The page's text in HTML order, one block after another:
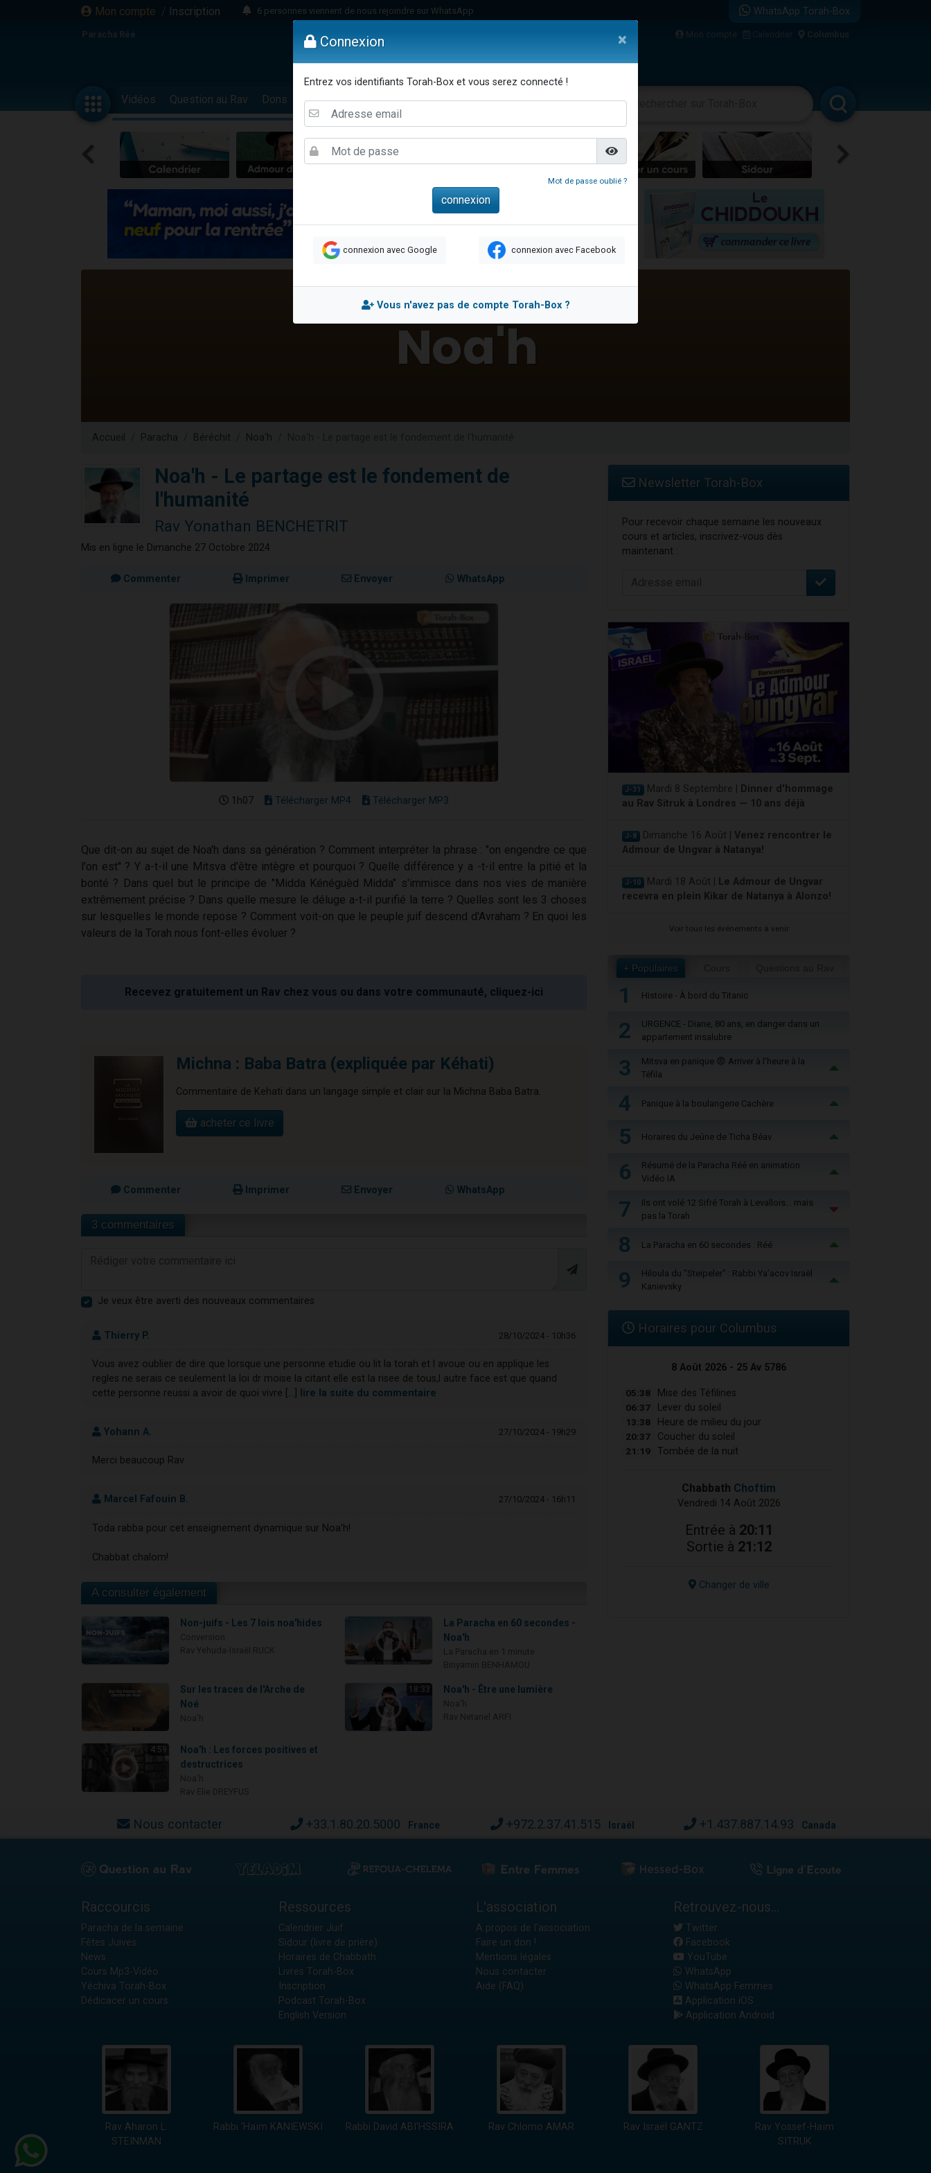
Mon compte / Inscription
6 personnes viennent de nous rejoindre sur WhatsApp
4 personnes viennent de faire un don pour Reloger Rivka, 6 enfants, victime de violences...
4 personnes viennent de nous rejoindre sur WhatsApp
Il reste 49 places pour étudier en groupe sur Zoom
23 personnes viennent de faire un don pour Diane, 80 ans, dans un appartement insalubre
Eva vient de donner son Maasser
4 personnes viennent de nous rejoindre sur WhatsApp
3 personnes viennent de nous rejoindre sur WhatsApp
3 personnes viennent de faire un don pour 5 jours de vacances aux Orphelins
Odaya vient de donner son Maasser
13 personnes viennent de demander une bénédiction
30 personnes viennent de faire un don pour Sauvez la jambe de Yohan
Il reste 49 places pour étudier en groupe sur Zoom
12 nouvelles musiques dans Torah-Box Music
3 personnes viennent de nous rejoindre sur WhatsApp
WhatsApp Torah-Box
Paracha Réé Mon compte Calendrier Columbus
Vidéos Question au Rav Dons Femmes Enfants Etude sur Texte Musique Paracha Divertissements
Accueil Paracha Béréchit Noa'h
Noa'h - Le partage est le fondement de
l'humanité
Rav Yonathan BENCHETRIT
Mis en ligne le Dimanche 27 Octobre 2024
Commenter Imprimer Envoyer WhatsApp
1h07 Télécharger MP4 Télécharger MP3
Que dit-on au sujet de Noa'h dans sa génération ? Comment interpréter la phrase : "on engendre ce que
l'on est" ? Y a-t-il une Mitsva d'être intègre et pourquoi ? Quelle différence y a -t-il entre la pitié et la
bonté ? Dans quel but le principe de "Midda Kénéguèd Midda" s'immisce dans nos vies de manière
extrêmement précise ? Dans quelle mesure le déluge a-t-il purifié la terre ? Quelles sont les 3 choses
sur lesquelles le monde repose ? Comment voit-on que le peuple juif descend d'Avraham ? En quoi les
valeurs de la Torah nous font-elles évoluer ?
Recevez gratuitement un Rav chez vous ou dans votre communauté, cliquez-ici
Michna : Baba Batra (expliquée par Kéhati)
Commentaire de Kehati dans un langage simple et clair sur la Michna Baba Batra.
acheter ce livre
Commenter Imprimer Envoyer WhatsApp
3 commentaires
Je veux être averti des nouveaux commentaires
Thierry P. 28/10/2024 - 10h36
Vous avez oublier de dire que lorsque une personne etudie ou lit la torah et l avoue ou en applique les
regles ne serais ce seulement la loi dr moise la citant elle est la risee de tous,l autre face est que quand
cette personne reussi a avoir de quoi vivre [...]
lire la suite du commentaire
Yohann A. 27/10/2024 - 19h29
Merci beaucoup Rav
Marcel Fafouin B. 27/10/2024 - 16h11
Toda rabba pour cet enseignement dynamique sur Noa’h!
Chabbat chalom!
A consulter également
Non-juifs - Les 7 lois noa'hides
La Paracha en 60 secondes -
Noa'h
Sur les traces de l'Arche de
Noé
18:33 Noa'h - Être une lumière
4:59
Noa'h : Les forces positives et
destructrices
Newsletter Torah-Box
Pour recevoir chaque semaine les nouveaux
cours et articles, inscrivez-vous dès
maintenant :
J-31 Mardi 8 Septembre |
Dinner d'hommage
au Rav Sitruk à Londres — 10 ans déjà
J-8 Dimanche 16 Août | Venez rencontrer le
Admour de Ungvar à Natanya!
J-10 Mardi 18 Août |
Le Admour de Ungvar
recevra en plein Kikar de Natanya à Alonzo!
Voir tous les événements à venir
+ Populaires
1 Histoire - À bord du Titanic
2
URGENCE - Diane, 80 ans, en danger dans un
appartement insalubre
3
Mitsva en panique 😨 Arriver à l'heure à la
Téfila
4 Panique à la boulangerie Cachère
5 Horaires du Jeûne de Ticha Béav
6
Résumé de la Paracha Réé en animation
Vidéo IA
7
Ils ont volé 12 Sifré Torah à Levallois… mais
pas la Torah
8 La Paracha en 60 secondes : Réé
9
Hiloula du "Steïpeler" : Rabbi Ya’acov Israël
Kanievsky
Horaires pour Columbus
8 Août 2026 - 25 Av 5786
05:38 Mise des Téfilines
06:37 Lever du soleil
13:38 Heure de milieu du jour
20:37 Coucher du soleil
21:19 Tombée de la nuit
Chabbath Choftim
Vendredi 14 Août 2026
Entrée à 20:11
Sortie à 21:12
Changer de ville
Nous contacter +33.1.80.20.5000 France +972.2.37.41.515 Israël +1.437.887.14.93 Canada
Raccourcis
Paracha de la semaine
Fêtes Juives
News
Cours Mp3-Vidéo
Yéchiva Torah-Box
Dédicacer un cours
Ressources
Calendrier Juif
Sidour (livre de prière)
Horaires de Chabbath
Livres Torah-Box
Inscription
Podcast Torah-Box
English Version
L'association
A propos de l'association
Faire un don !
Mentions légales
Nous contacter
Aide (FAQ)
Retrouvez-nous...
Twitter
Facebook
YouTube
WhatsApp
WhatsApp Femmes
Application iOS
Application Android
Rav Aharon L.
STEINMAN
Rabbi 'Haïm KANIEWSKI Rabbi David ABI'HSSIRA Rav Chlomo AMAR Rav Israël GANTZ
Rav Yossef-Haïm
SITRUK
Connexion ×
Entrez vos identifiants Torah-Box et vous serez connecté !
Mot de passe oublié ?
connexion avec Google connexion avec Facebook
Vous n'avez pas de compte Torah-Box ?